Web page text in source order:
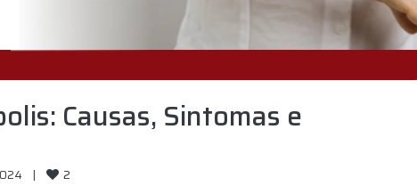
Causas, Sintomas e
| 2